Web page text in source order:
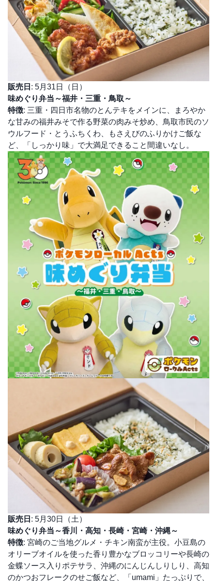
販売日 : 5月31日（日）
味めぐり弁当～福井・三重・鳥取～
特徴: 三重・四日市名物のとんテキをメインに、まろやか
な甘みの福井みそで作る野菜の肉みそ炒め、鳥取市民のソ
ウルフード・とうふちくわ、もさえびのふりかけご飯な
ど、「しっかり味」で大満足できること間違いなし。
販売日 : 5月30日（土）
味めぐり弁当～香川・高知・長崎・宮崎・沖縄～
特徴: 宮崎のご当地グルメ・チキン南蛮が主役。小豆島の
オリーブオイルを使った香り豊かなブロッコリーや長崎の
金蝶ソース入りポテサラ、沖縄のにんじんしりしり、高知
のかつおフレークのせご飯など、「umami」たっぷりで、